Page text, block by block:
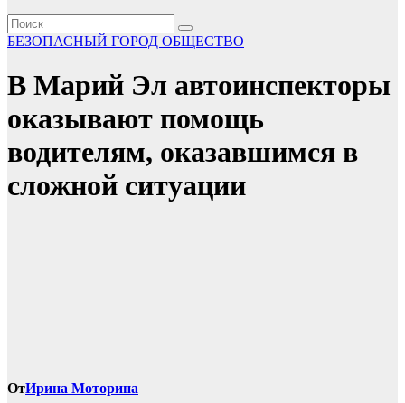
БЕЗОПАСНЫЙ ГОРОД ОБЩЕСТВО
В Марий Эл автоинспекторы
оказывают помощь
водителям, оказавшимся в
сложной ситуации
ОтИрина Моторина